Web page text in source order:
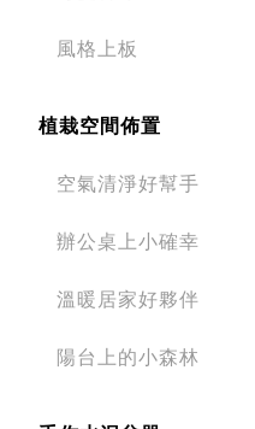
風格上板
植栽空間佈置
空氣清淨好幫手
辦公桌上小確幸
溫暖居家好夥伴
陽台上的小森林